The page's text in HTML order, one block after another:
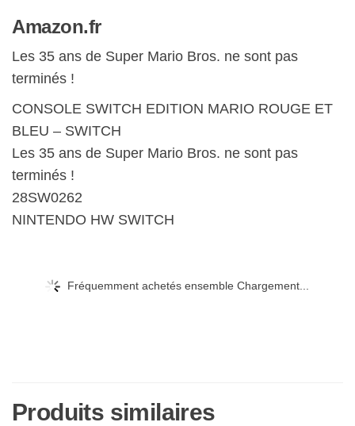
Amazon.fr
Les 35 ans de Super Mario Bros. ne sont pas
terminés !
CONSOLE SWITCH EDITION MARIO ROUGE ET
BLEU – SWITCH
Les 35 ans de Super Mario Bros. ne sont pas
terminés !
28SW0262
NINTENDO HW SWITCH
Fréquemment achetés ensemble Chargement...
Produits similaires